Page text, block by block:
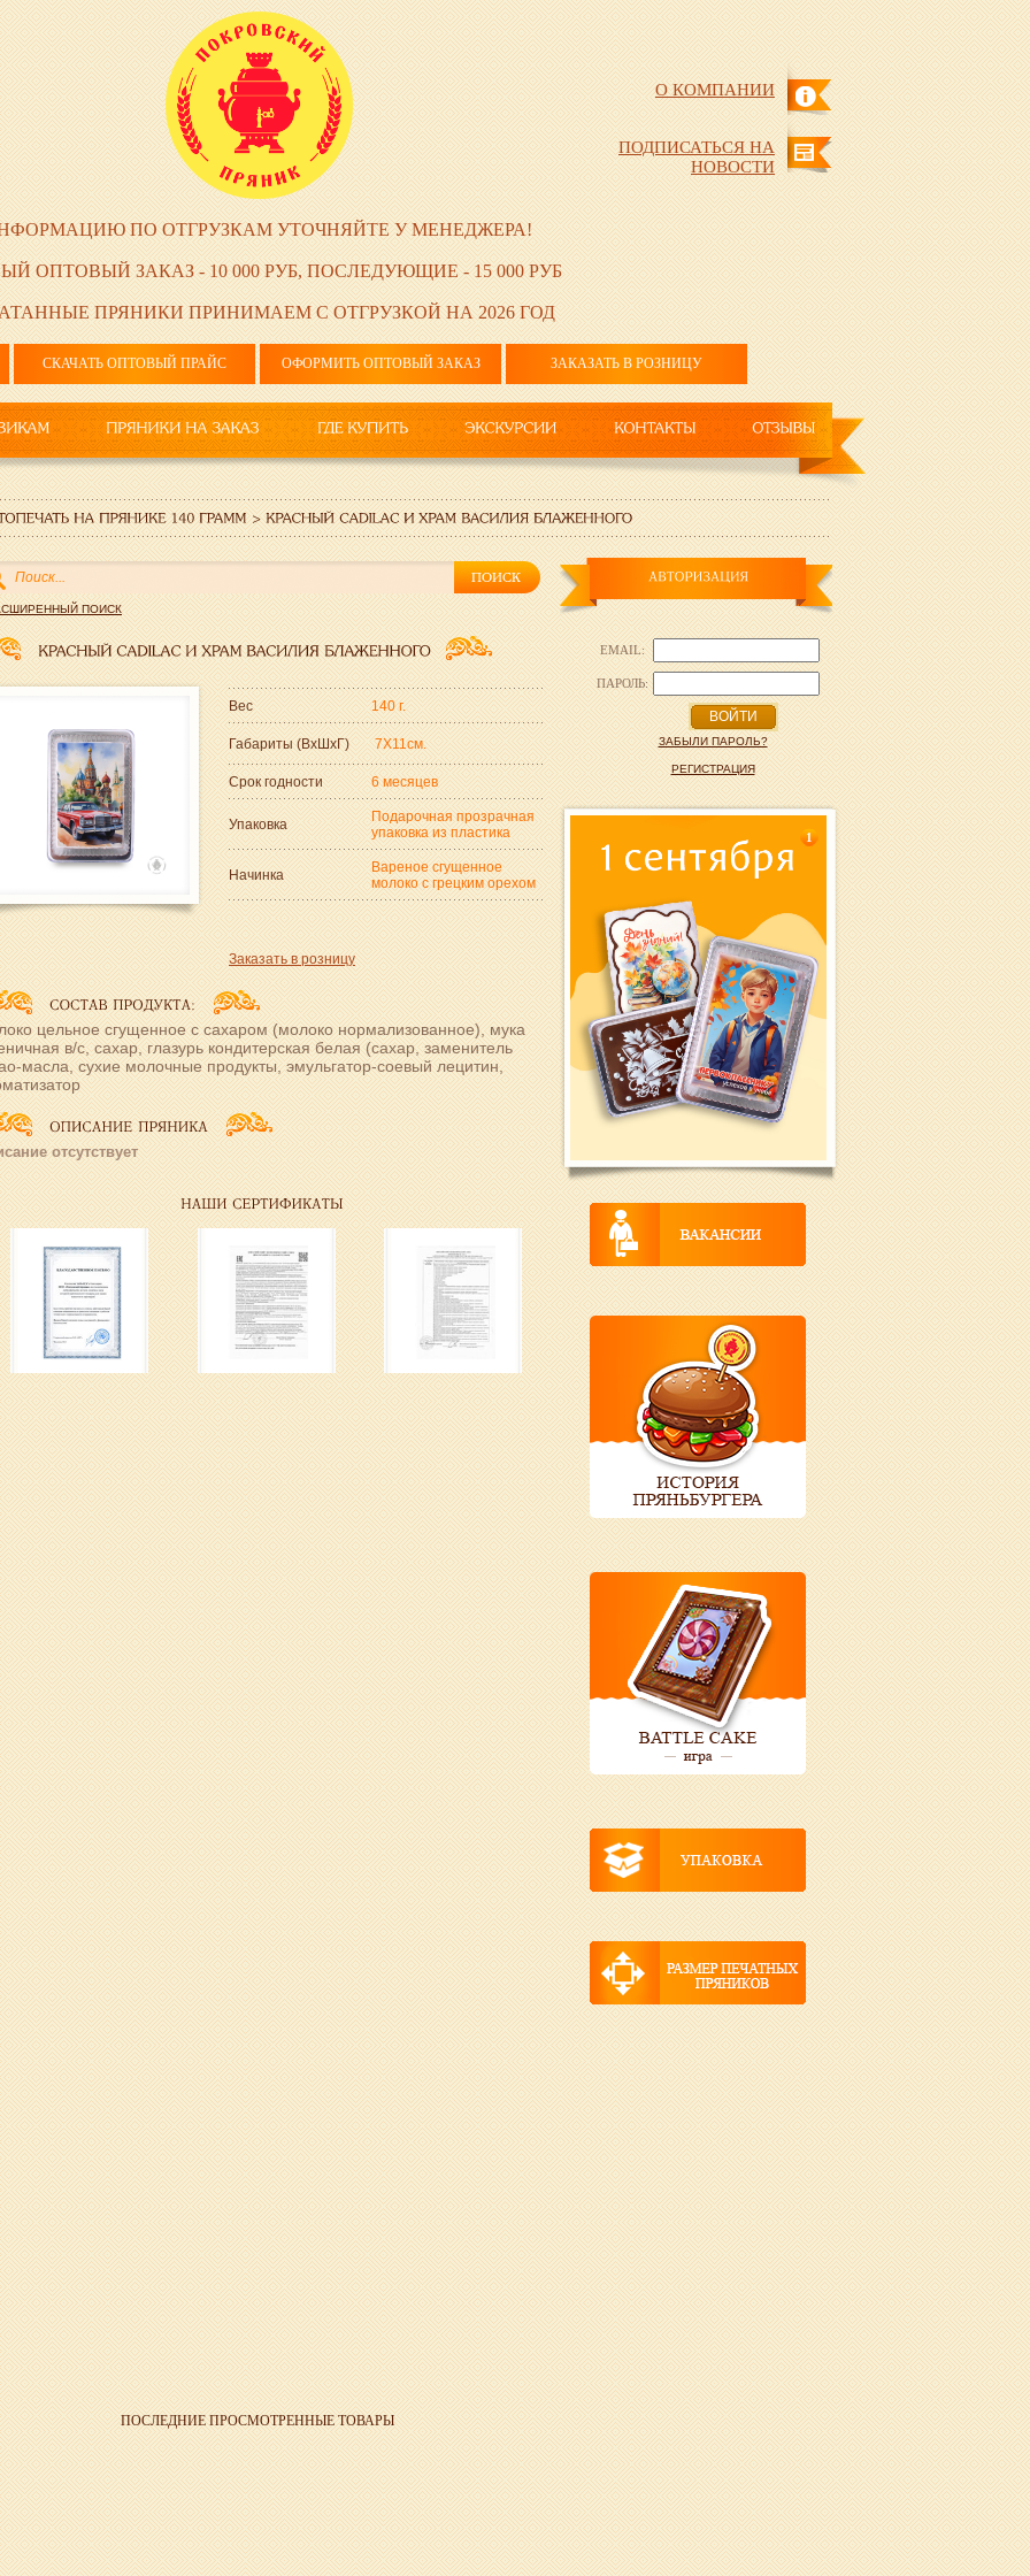
О КОМПАНИИ
ПОДПИСАТЬСЯ НА
НОВОСТИ
ПО ОТГРУЗКАМ УТОЧНЯЙТЕ У МЕНЕДЖЕРА!
ОПТОВЫЙ ЗАКАЗ - 10 000 РУБ, ПОСЛЕДУЮЩИЕ - 15 000 РУБ
ПРЯНИКИ ПРИНИМАЕМ С ОТГРУЗКОЙ НА 2026 ГОД
СКАЧАТЬ ОПТОВЫЙ ПРАЙС ОФОРМИТЬ ОПТОВЫЙ ЗАКАЗ ЗАКАЗАТЬ В РОЗНИЦУ
ПОИСК
Вес 140 г.
Габариты (ВxШxГ) 7Х11см.
Срок годности 6 месяцев
Упаковка
Подарочная прозрачная
упаковка из пластика
Начинка
Вареное сгущенное
молоко с грецким орехом
Заказать в розницу
цельное сгущенное с сахаром (молоко нормализованное), мука
в/с, сахар, глазурь кондитерская белая (сахар, заменитель
масла, сухие молочные продукты, эмульгатор-соевый лецитин,
отсутствует
EMAIL:
ПАРОЛЬ:
ВОЙТИ
ЗАБЫЛИ ПАРОЛЬ?
РЕГИСТРАЦИЯ
1
ПОСЛЕДНИЕ ПРОСМОТРЕННЫЕ ТОВАРЫ